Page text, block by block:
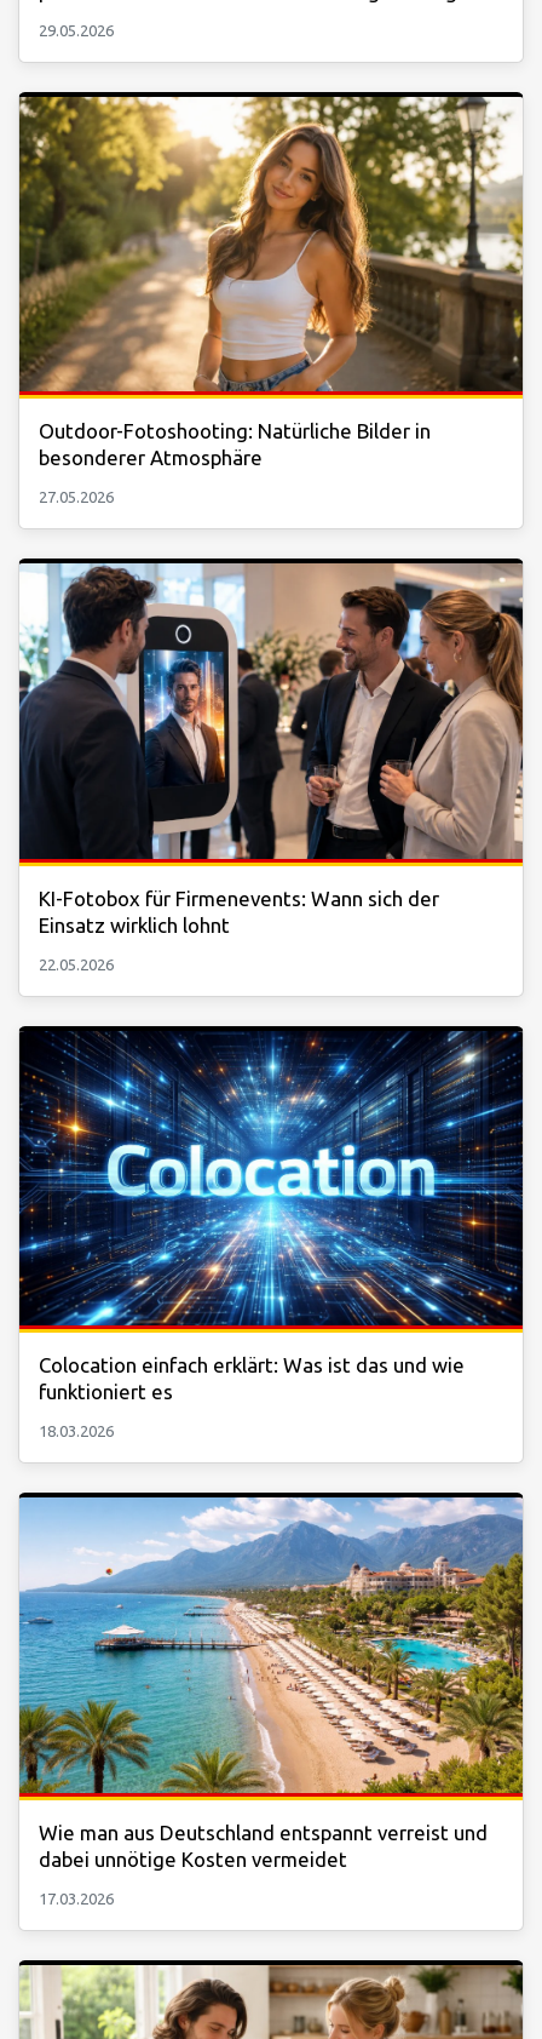
29.05.2026
Outdoor-Fotoshooting: Natürliche Bilder in
besonderer Atmosphäre
27.05.2026
KI-Fotobox für Firmenevents: Wann sich der
Einsatz wirklich lohnt
22.05.2026
Colocation einfach erklärt: Was ist das und wie
funktioniert es
18.03.2026
Wie man aus Deutschland entspannt verreist und
dabei unnötige Kosten vermeidet
17.03.2026